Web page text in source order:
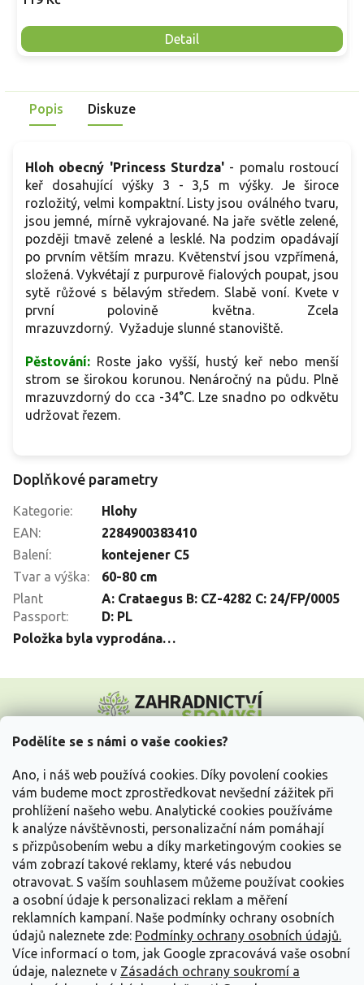
Podělíte se s námi o vaše cookies?
Ano, i náš web používá cookies. Díky povolení cookies
vám budeme moct zprostředkovat nevšední zážitek při
prohlížení našeho webu. Analytické cookies používáme
k analýze návštěvnosti, personalizační nám pomáhají
s přizpůsobením webu a díky marketingovým cookies se
vám zobrazí takové reklamy, které vás nebudou
otravovat. S vaším souhlasem můžeme používat cookies
a osobní údaje k personalizaci reklam a měření
reklamních kampaní. Naše podmínky ochrany osobních
údajů naleznete zde: Podmínky ochrany osobních údajů.
Více informací o tom, jak Google zpracovává vaše osobní
údaje, naleznete v Zásadách ochrany soukromí a
Detail
Popis Diskuze
Hloh obecný 'Princess Sturdza' - pomalu rostoucí
keř dosahující výšky 3 - 3,5 m výšky. Je široce
rozložitý, velmi kompaktní. Listy jsou oválného tvaru,
jsou jemné, mírně vykrajované. Na jaře světle zelené,
později tmavě zelené a lesklé. Na podzim opadávají
po prvním větším mrazu. Květenství jsou vzpřímená,
složená. Vykvétají z purpurově fialových poupat, jsou
sytě růžové s bělavým středem. Slabě voní. Kvete v
první polovině května. Zcela
mrazuvzdorný. Vyžaduje slunné stanoviště.
Pěstování: Roste jako vyšší, hustý keř nebo menší
strom se širokou korunou. Nenáročný na půdu. Plně
mrazuvzdorný do cca -34°C. Lze snadno po odkvětu
udržovat řezem.
Doplňkové parametry
Kategorie:
Hlohy
EAN:
2284900383410
Balení:
kontejener C5
Tvar a výška:
60-80 cm
Plant
Passport:
A: Crataegus B: CZ-4282 C: 24/FP/0005
D: PL
Položka byla vyprodána…
p
Vše o nákupu
Informace pro Vás
Kontakujte nás